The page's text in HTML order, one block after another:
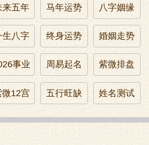
来五年 马年运势 八字姻缘
生八字 终身运势 婚姻走势
事业 周易起名 紫微排盘
微12宫 五行旺缺 姓名测试